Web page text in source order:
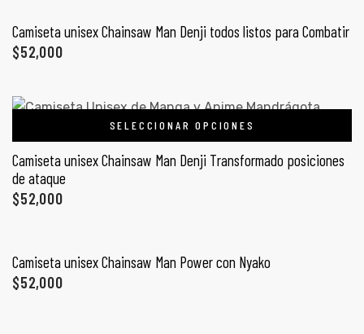
Camiseta unisex Chainsaw Man Denji todos listos para Combatir
$52,000
SELECCIONAR OPCIONES
Camiseta unisex Chainsaw Man Denji Transformado posiciones
de ataque
$52,000
Camiseta unisex Chainsaw Man Power con Nyako
$52,000